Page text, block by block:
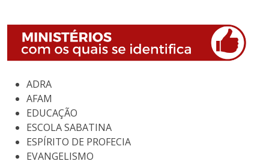
ADRA
AFAM
EDUCAÇÃO
ESCOLA SABATINA
ESPÍRITO DE PROFECIA
EVANGELISMO